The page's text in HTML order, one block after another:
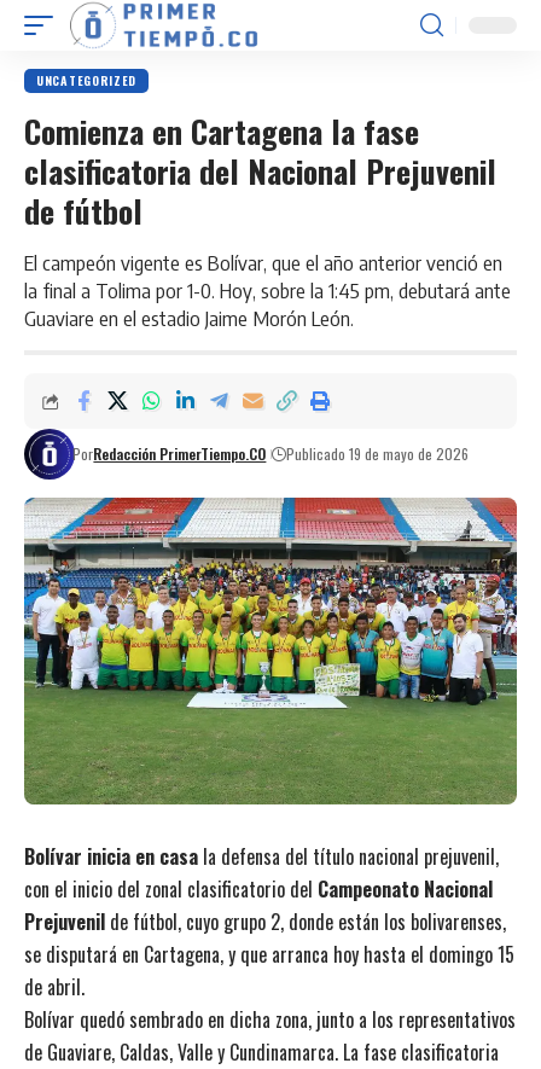
UNCATEGORIZED
Comienza en Cartagena la fase
clasificatoria del Nacional Prejuvenil
de fútbol
El campeón vigente es Bolívar, que el año anterior venció en
la final a Tolima por 1-0. Hoy, sobre la 1:45 pm, debutará ante
Guaviare en el estadio Jaime Morón León.
PorRedacción PrimerTiempo.CO Publicado 19 de mayo de 2026
Bolívar inicia en casa la defensa del título nacional prejuvenil,
con el inicio del zonal clasificatorio del Campeonato Nacional
Prejuvenil de fútbol, cuyo grupo 2, donde están los bolivarenses,
se disputará en Cartagena, y que arranca hoy hasta el domingo 15
de abril.
Bolívar quedó sembrado en dicha zona, junto a los representativos
de Guaviare, Caldas, Valle y Cundinamarca. La fase clasificatoria